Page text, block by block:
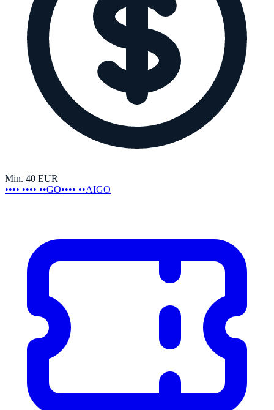
Min. 40 EUR
•••• •••• ••GO•••• ••AIGO